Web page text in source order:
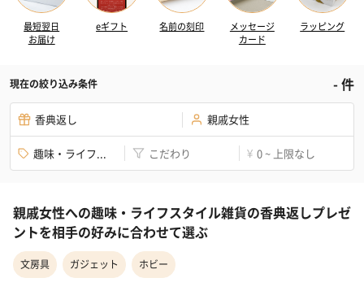
最短翌日
お届け
eギフト 名前の刻印
メッセージ
カード
ラッピング
現在の絞り込み条件 -件
香典返し 親戚女性
趣味・ライフ... こだわり ¥ 0 ~ 上限なし
親戚女性への趣味・ライフスタイル雑貨の香典返しプレゼ
ントを相手の好みに合わせて選ぶ
文房具 ガジェット ホビー